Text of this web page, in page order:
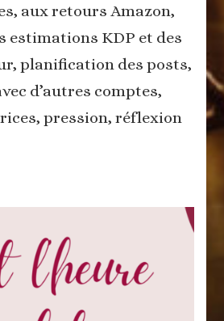
aux retours Amazon,
estimations KDP et des
planification des posts,
d’autres comptes,
pression, réflexion